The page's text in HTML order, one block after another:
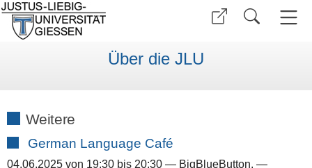
Über die JLU
Weitere
German Language Café
04.06.2025von 19:30bis 20:30 — BigBlueButton, —